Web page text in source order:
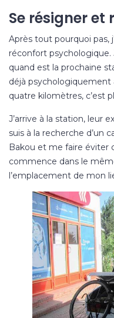
Se résigner et
Après tout pourquoi pas,
réconfort psychologique.
quand est la prochaine
déjà psychologiquement
quatre kilomètres, c’est
J’arrive à la station, leur
suis à la recherche d’un
Bakou et me faire éviter
commence dans le
l’emplacement de mon